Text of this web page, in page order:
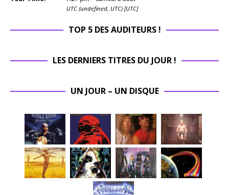
UTC (undefined, UTC) [UTC]
TOP 5 DES AUDITEURS !
LES DERNIERS TITRES DU JOUR !
UN JOUR – UN DISQUE